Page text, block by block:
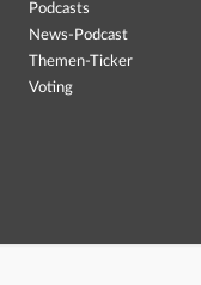
Podcasts
News-Podcast
Themen-Ticker
Voting